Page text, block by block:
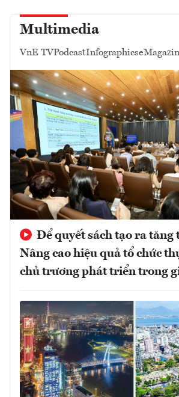
Multimedia
VnE TVPodcastInfographics
Để quyết sách tạo ra tăng
Nâng cao hiệu quả tổ chức
chủ trương phát triển trong